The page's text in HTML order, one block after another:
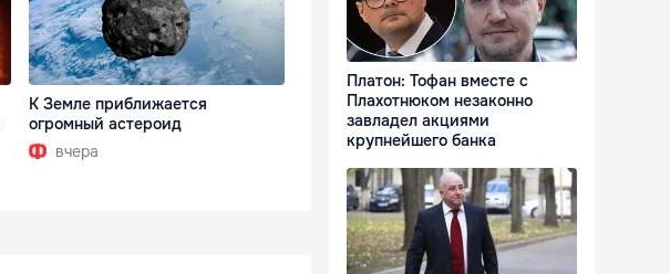
К Земле приближается
огромный астероид
вчера
Платон: Тофан вместе с
Плахотнюком незаконно
завладел акциями
крупнейшего банка